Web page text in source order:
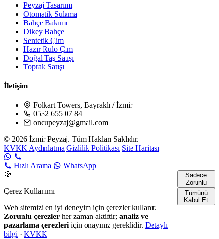
Peyzaj Tasarımı
Otomatik Sulama
Bahçe Bakımı
Dikey Bahçe
Sentetik Çim
Hazır Rulo Çim
Doğal Taş Satışı
Toprak Satışı
İletişim
Folkart Towers, Bayraklı / İzmir
0532 655 07 84
oncupeyzaj@gmail.com
© 2026 İzmir Peyzaj. Tüm Hakları Saklıdır.
KVKK Aydınlatma Gizlilik Politikası Site Haritası
Hızlı Arama
WhatsApp
🍪
Çerez Kullanımı
Web sitemizi en iyi deneyim için çerezler kullanır.
Zorunlu çerezler her zaman aktiftir; analiz ve
pazarlama çerezleri için onayınız gereklidir. Detaylı
bilgi · KVKK
Sadece
Zorunlu
Tümünü
Kabul Et